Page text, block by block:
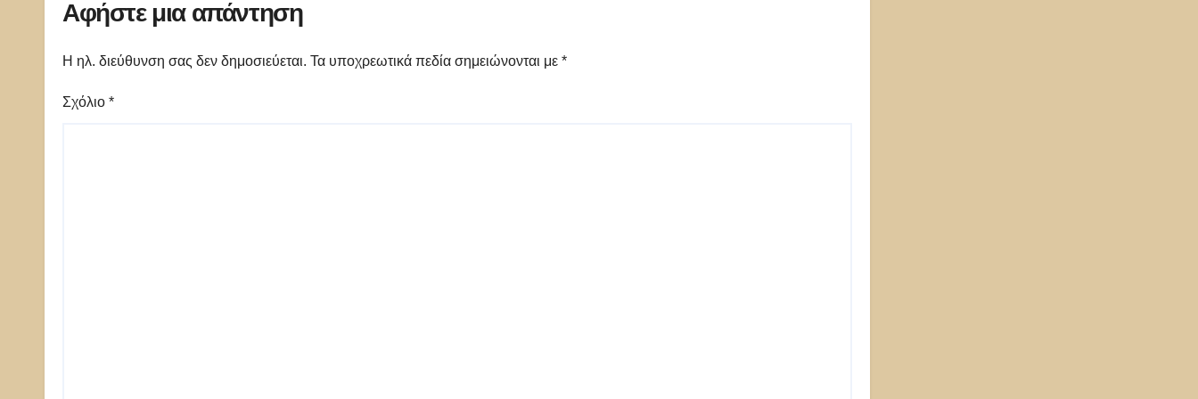
Αφήστε μια απάντηση
Η ηλ. διεύθυνση σας δεν δημοσιεύεται. Τα υποχρεωτικά πεδία σημειώνονται με *
Σχόλιο *